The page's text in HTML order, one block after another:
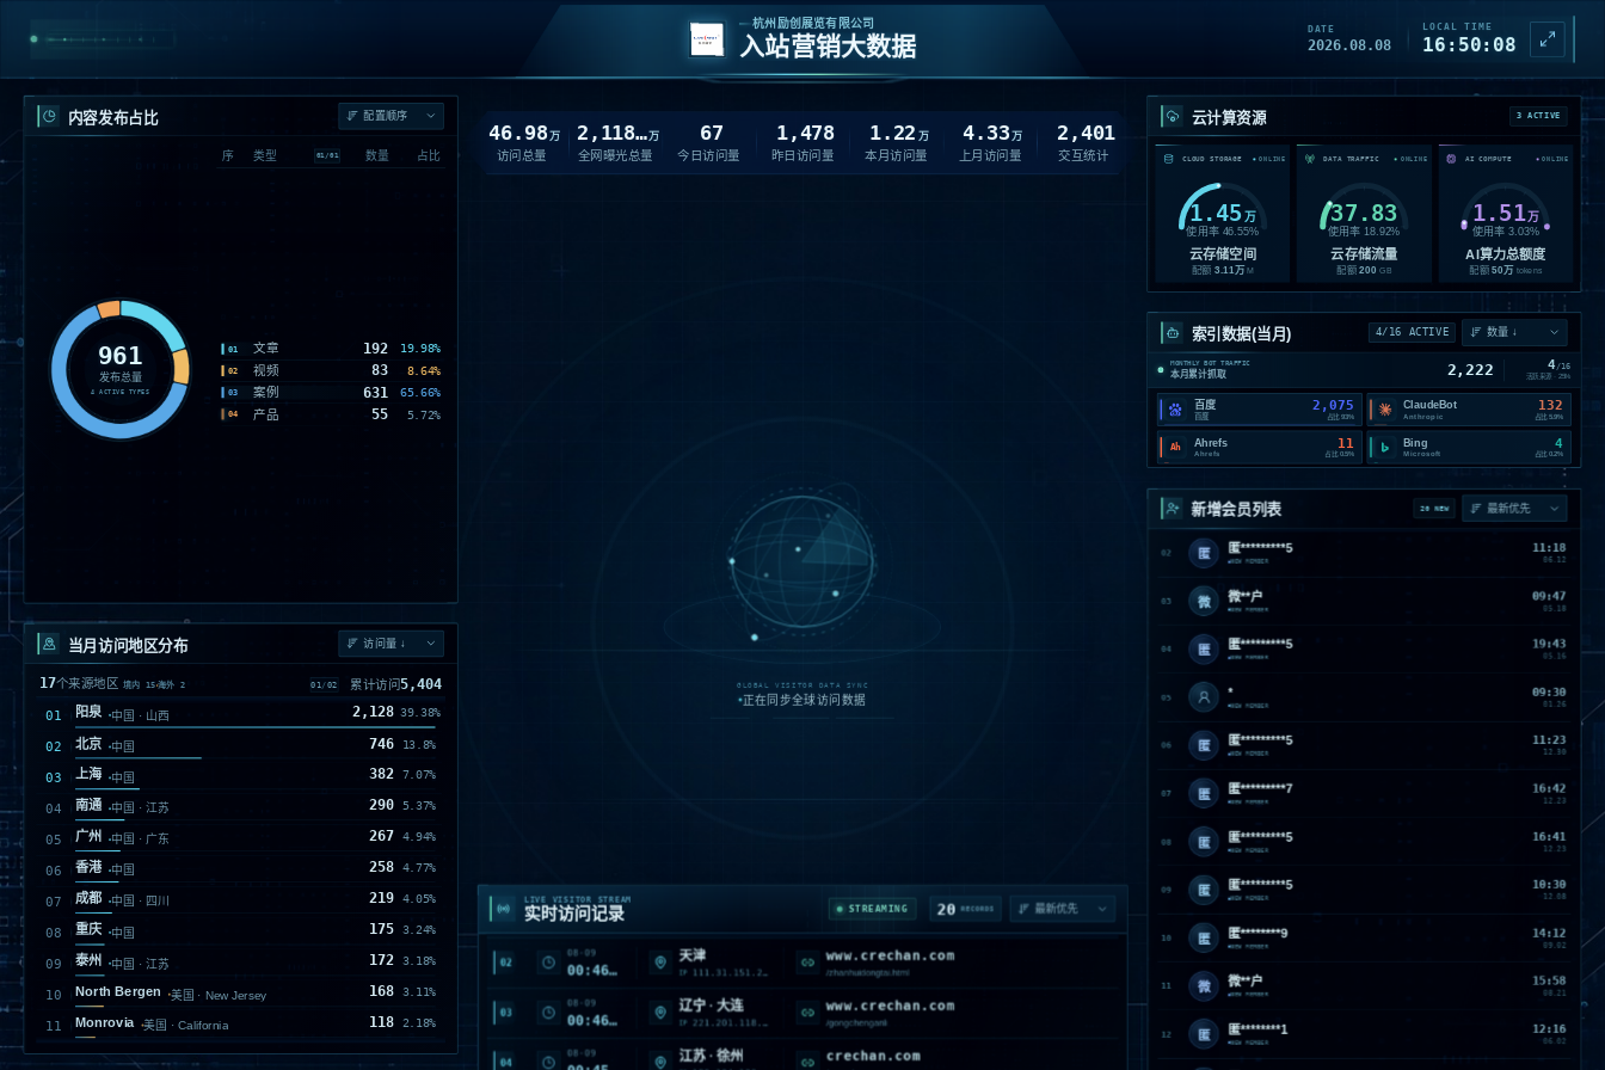
杭州励创展览有限公司
入站营销大数据
DATE
2026.08.08
LOCAL TIME
16:50:10
GLOBAL VISITOR DATA SYNC
正在同步全球访问数据
655
内容发布占比
961
发布总量
4 ACTIVE TYPES
序 类型 01 /01 数量 占比
01 文章 192 19.98%
02 视频 83 8.64%
03 案例 631 65.66%
04 产品 55 5.72%
当月访问地区分布
17个来源地区 境内 15 海外 2 02 /02 累计访问 5,404
深圳 中国 · 广东 93 1.72%
南京 中国 · 江苏 93 1.72%
沧州 中国 · 河北 85 1.57%
景德镇 中国 · 江西 79 1.46%
青岛 中国 · 山东 69 1.28%
郑州 中国 · 河南 62 1.15%
46.98万
访问总量
2,118.07万
全网曝光总量
67
今日访问量
1,478
昨日访问量
1.22 万
本月访问量
4.33万
上月访问量
2,401
交互统计
云计算资源 3 ACTIVE
CLOUD STORAGE ONLINE
1.45万
使用率 46.55%
云存储空间
配额 3.11 万 M
DATA TRAFFIC ONLINE
37.83
使用率 18.92%
云存储流量
配额 200 GB
AI COMPUTE ONLINE
1.51万
使用率3.03%
AI算力总额度
配额 50万 tokens
索引数据(当月) 4/16 ACTIVE
MONTHLY BOT TRAFFIC
本月累计抓取 2,222 4/16
活跃来源 · 25 %
百度
百度
2,075
占比93%
ClaudeBot
Anthropic
132
占比5.9%
Ah Ahrefs
Ahrefs
11
占比0.5%
Bing
Microsoft
4
占比0.2%
新增会员列表 20 NEW
01 匿 匿*********7
NEW MEMBER
15:58
07.30
02 匿 匿*********5
NEW MEMBER
11:18
06.12
03 微 微**户
NEW MEMBER
09:47
05.18
04 匿 匿*********5
NEW MEMBER
19:43
05.16
05 *
NEW MEMBER
09:30
01.26
06 匿 匿*********5
NEW MEMBER
11:23
12.30
07 匿 匿*********7
NEW MEMBER
16:42
12.23
08 匿 匿*********5
NEW MEMBER
16:41
12.23
09 匿 匿*********5
NEW MEMBER
10:30
12.08
10 匿 匿********9
NEW MEMBER
14:12
09.02
11 微 微**户
NEW MEMBER
15:58
08.21
12 匿 匿********1
NEW MEMBER
12:16
06.02
LIVE VISITOR STREAM
实时访问记录 STREAMING 20 RECORDS
00:47:12
云南 · 曲靖 www.crechan.com
天津
IP
www.crechan.com
/zhanhuidongtai.html
IP /gongchenganli
IP /search